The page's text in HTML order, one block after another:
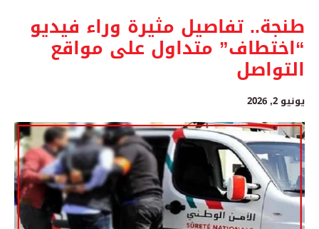
طنجة.. تفاصيل مثيرة وراء فيديو
“اختطاف” متداول على مواقع
التواصل
يونيو 2, 2026